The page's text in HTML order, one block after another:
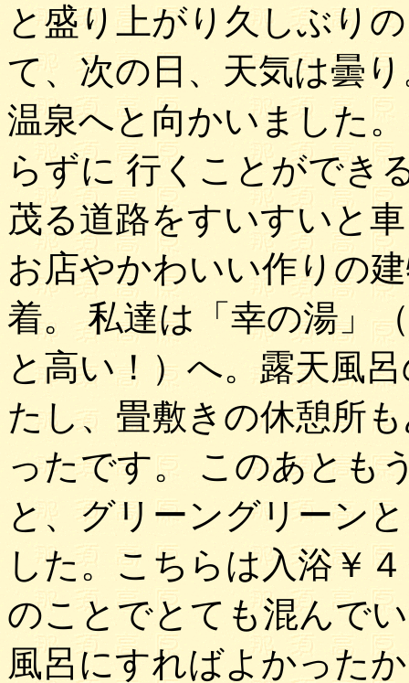
と盛り上がり久しぶり
て、次の日、天気は曇
温泉へと向かいました
らずに 行くことができ
茂る道路をすいすいと
お店やかわいい作りの
着。 私達は「幸の湯」
と高い！）へ。露天風
たし、畳敷きの休憩所
ったです。 このあとも
と、グリーングリーン
した。こちらは入浴￥
のことでとても混んで
風呂にすればよかった